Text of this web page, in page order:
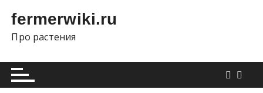
й
fermerwiki.ru
Про растения